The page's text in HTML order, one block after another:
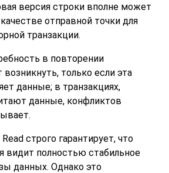
версия строки вполне может
отправной точки для
транзакции.
в повторении
только если эта
данные; в транзакциях,
данные, конфликтов
строго гарантирует, что
видит полностью стабильное
данных. Однако это